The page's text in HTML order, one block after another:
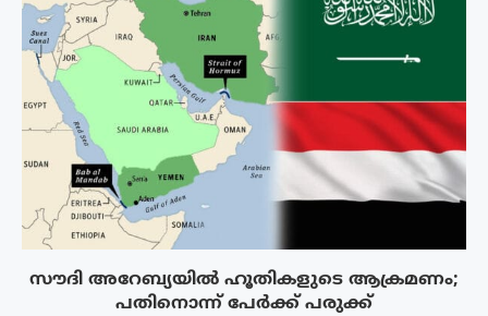
സൗദി അറേബ്യയിൽ ഹൂതികളുടെ ആക്രമണം;
പതിനൊന്ന് പേർക്ക് പരുക്ക്